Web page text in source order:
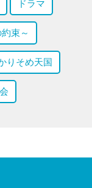
ドラマ
束～
りそめ天国